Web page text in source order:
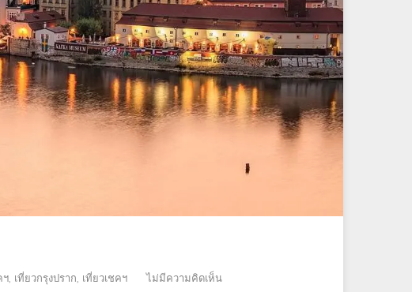
ฯ เที่ยวกรุงปราก เที่ยวเชคฯ ไม่มีความคิดเห็น